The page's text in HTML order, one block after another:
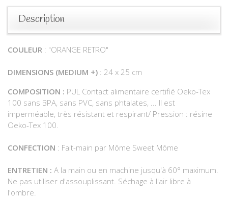
Description
COULEUR : "ORANGE RETRO"
DIMENSIONS (MEDIUM +) : 24 x 25 cm
COMPOSITION : PUL Contact alimentaire certifié Oeko-Tex
100 sans BPA, sans PVC, sans phtalates, ... Il est
imperméable, très résistant et respirant/ Pression : résine
Oeko-Tex 100.
CONFECTION : Fait-main par Môme Sweet Môme
ENTRETIEN : A la main ou en machine jusqu'à 60° maximum.
Ne pas utiliser d'assouplissant. Séchage à l'air libre à
l'ombre.